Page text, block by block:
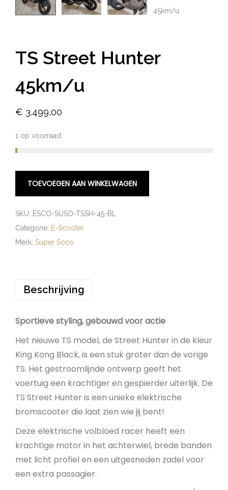
TS Street Hunter
45km/u
€ 3.499,00
1 op voorraad
TOEVOEGEN AAN WINKELWAGEN
SKU: ESCO-SUSO-TSSH-45-BL
Categorie: E-Scooter
Merk: Super Soco
Beschrijving
Sportieve styling, gebouwd voor actie
Het nieuwe TS model, de Street Hunter in de kleur
King Kong Black, is een stuk groter dan de vorige
TS. Het gestroomlijnde ontwerp geeft het
voertuig een krachtiger en gespierder uiterlijk. De
TS Street Hunter is een unieke elektrische
bromscooter die laat zien wie jij bent!
Deze elektrische volbloed racer heeft een
krachtige motor in het achterwiel, brede banden
met licht profiel en een uitgesneden zadel voor
een extra passagier.